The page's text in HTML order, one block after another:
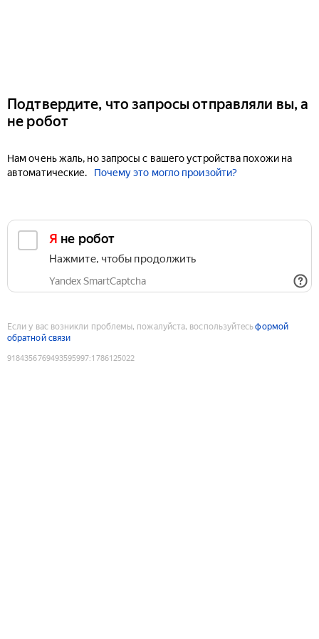
Подтвердите, что запросы отправляли вы, а
не робот
Нам очень жаль, но запросы с вашего устройства похожи на
автоматические.
Почему это могло произойти?
Я не робот
Нажмите, чтобы продолжить
Yandex SmartCaptcha
Если у вас возникли проблемы, пожалуйста, воспользуйтесьформой
обратной связи
9184356769493595997:1786125022